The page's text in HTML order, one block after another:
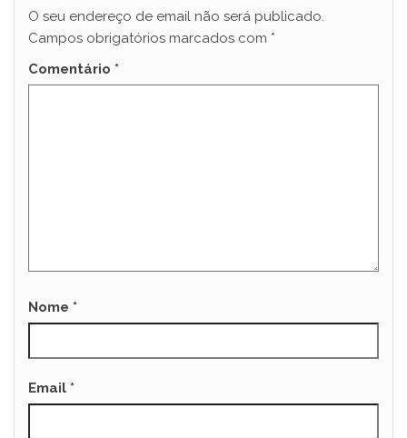
O seu endereço de email não será publicado.
Campos obrigatórios marcados com *
Comentário *
Nome *
Email *